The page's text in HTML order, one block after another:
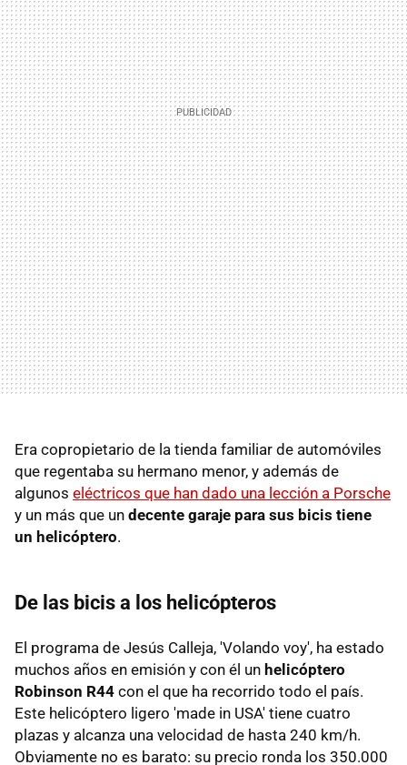
Era copropietario de la tienda familiar de automóviles
que regentaba su hermano menor, y además de
algunos eléctricos que han dado una lección a Porsche
y un más que un decente garaje para sus bicis tiene
un helicóptero.
De las bicis a los helicópteros
El programa de Jesús Calleja, 'Volando voy', ha estado
muchos años en emisión y con él un helicóptero
Robinson R44 con el que ha recorrido todo el país.
Este helicóptero ligero 'made in USA' tiene cuatro
plazas y alcanza una velocidad de hasta 240 km/h.
Obviamente no es barato: su precio ronda los 350.000